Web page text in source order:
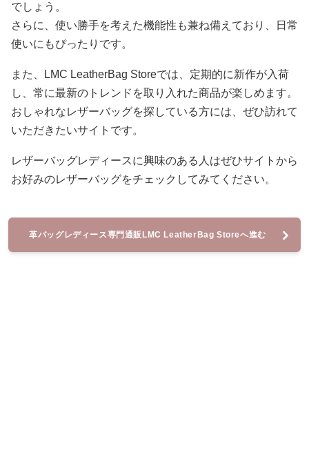
でしょう。
さらに、使い勝手を考えた機能性も兼ね備えており、日常
使いにもぴったりです。
また、LMC LeatherBag Storeでは、定期的に新作が入荷
し、常に最新のトレンドを取り入れた商品が楽しめます。
おしゃれなレザーバッグを探している方には、ぜひ訪れて
いただきたいサイトです。
レザーバッグレディースに興味のある人はぜひサイトから
お好みのレザーバッグをチェックしてみてください。
革バッグレディース専門通販LMC LeatherBag Storeへ進む